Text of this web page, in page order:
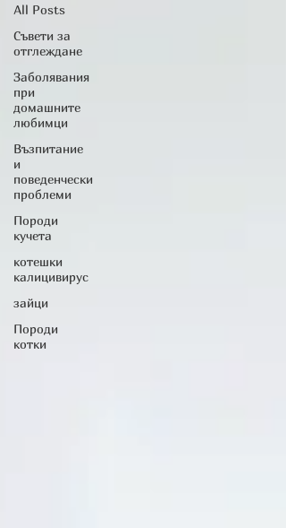
All Posts
Съвети за
отглеждане
Заболявания
при
домашните
любимци
Възпитание
и
поведенчески
проблеми
Породи
кучета
котешки
калицивирус
зайци
Породи
котки